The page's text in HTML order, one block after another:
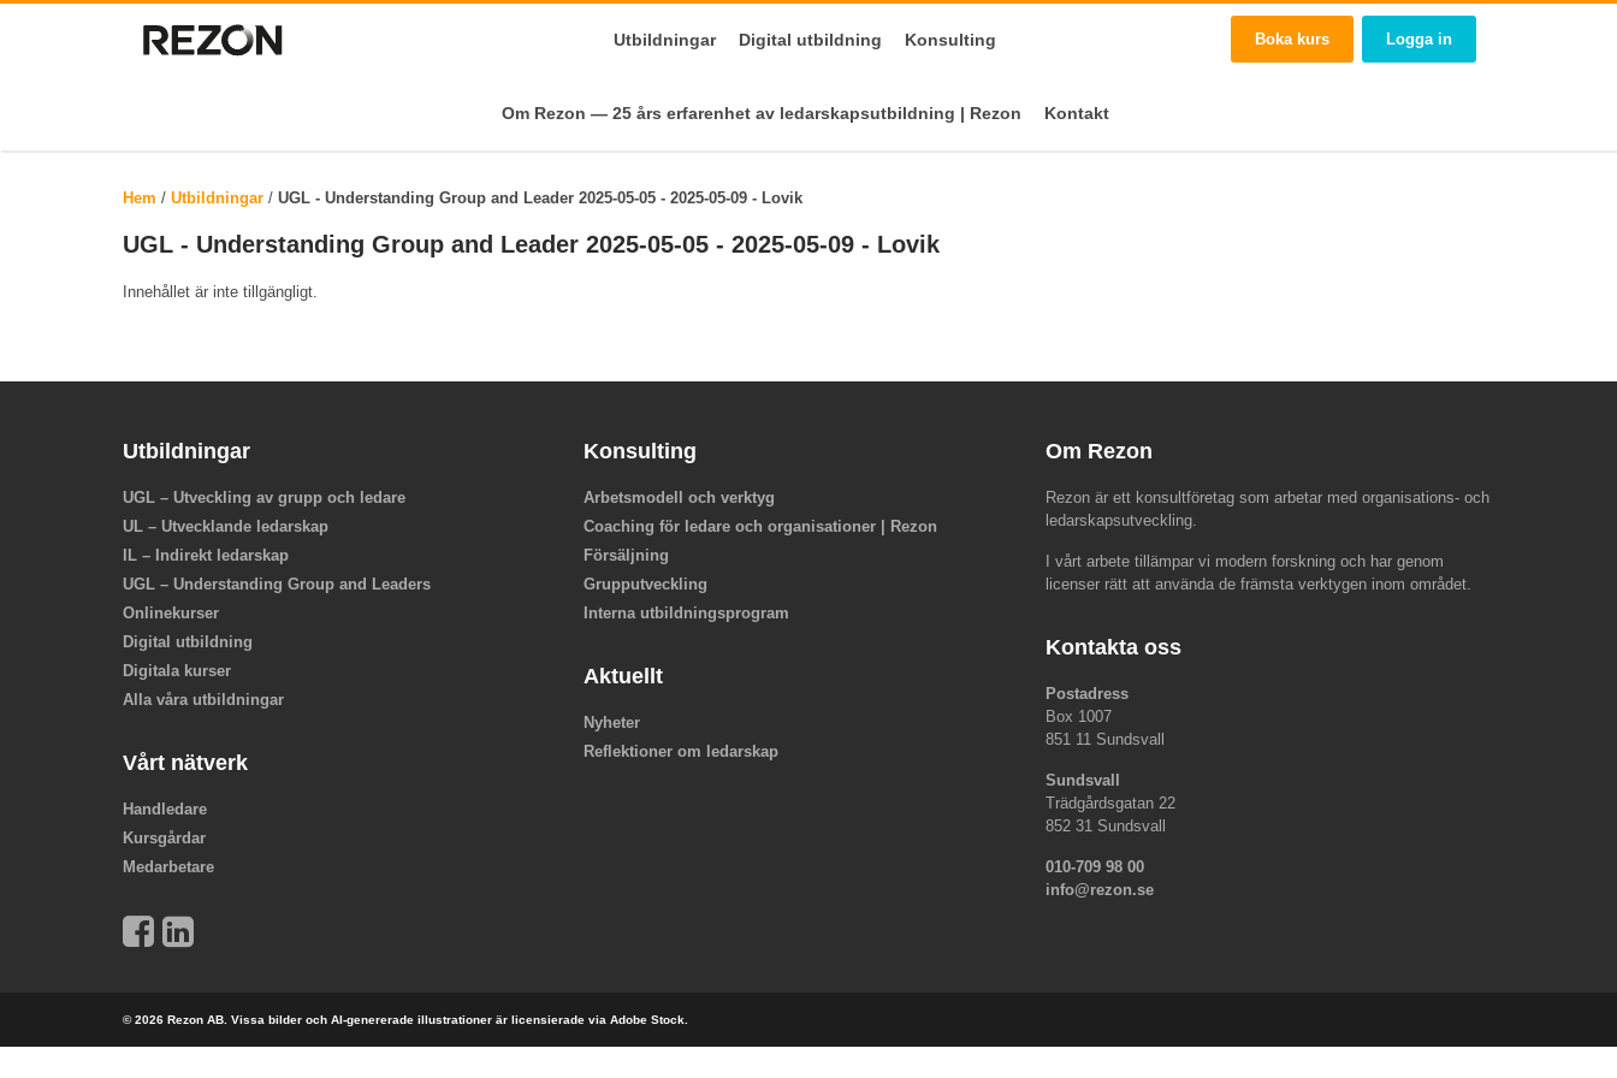
Utbildningar Digital utbildning Konsulting
Om Rezon — 25 års erfarenhet av ledarskapsutbildning | Rezon Kontakt
Boka kurs Logga in
Hem / Utbildningar / UGL - Understanding Group and Leader 2025-05-05 - 2025-05-09 - Lovik
UGL - Understanding Group and Leader 2025-05-05 - 2025-05-09 - Lovik
Innehållet är inte tillgängligt.
Utbildningar
UGL – Utveckling av grupp och ledare
UL – Utvecklande ledarskap
IL – Indirekt ledarskap
UGL – Understanding Group and Leaders
Onlinekurser
Digital utbildning
Digitala kurser
Alla våra utbildningar
Vårt nätverk
Handledare
Kursgårdar
Medarbetare
Konsulting
Arbetsmodell och verktyg
Coaching för ledare och organisationer | Rezon
Försäljning
Grupputveckling
Interna utbildningsprogram
Aktuellt
Nyheter
Reflektioner om ledarskap
Om Rezon
Rezon är ett konsultföretag som arbetar med organisations- och
ledarskapsutveckling.
I vårt arbete tillämpar vi modern forskning och har genom
licenser rätt att använda de främsta verktygen inom området.
Kontakta oss
Postadress
Box 1007
851 11 Sundsvall
Sundsvall
Trädgårdsgatan 22
852 31 Sundsvall
010-709 98 00
info@rezon.se
© 2026 Rezon AB. Vissa bilder och AI-genererade illustrationer är licensierade via Adobe Stock.